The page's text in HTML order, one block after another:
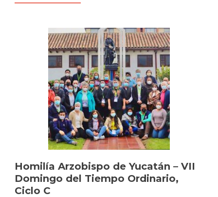
Homilía Arzobispo de Yucatán – VII
Domingo del Tiempo Ordinario,
Ciclo C